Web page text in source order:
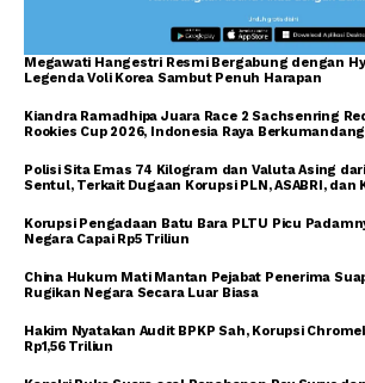
Megawati Hangestri Resmi Bergabung dengan
Legenda Voli Korea Sambut Penuh Harapan
Kiandra Ramadhipa Juara Race 2 Sachsenring
Rookies Cup 2026, Indonesia Raya
Polisi Sita Emas 74 Kilogram dan Valuta Asing
Sentul, Terkait Dugaan Korupsi PLN, ASABRI, dan
Korupsi Pengadaan Batu Bara PLTU Picu
Negara Capai Rp5 Triliun
China Hukum Mati Mantan Pejabat Penerima
Rugikan Negara Secara Luar Biasa
Hakim Nyatakan Audit BPKP Sah, Korupsi
Rp1,56 Triliun